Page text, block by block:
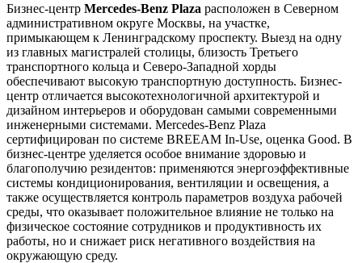
Бизнес-центр Mercedes-Benz Plaza расположен в Северном
административном округе Москвы, на участке,
примыкающем к Ленинградскому проспекту. Выезд на одну
из главных магистралей столицы, близость Третьего
транспортного кольца и Северо-Западной хорды
обеспечивают высокую транспортную доступность. Бизнес-
центр отличается высокотехнологичной архитектурой и
дизайном интерьеров и оборудован самыми современными
инженерными системами. Mercedes-Benz Plaza
сертифицирован по системе BREEAM In-Use, оценка Good. В
бизнес-центре уделяется особое внимание здоровью и
благополучию резидентов: применяются энергоэффективные
системы кондиционирования, вентиляции и освещения, а
также осуществляется контроль параметров воздуха рабочей
среды, что оказывает положительное влияние не только на
физическое состояние сотрудников и продуктивность их
работы, но и снижает риск негативного воздействия на
окружающую среду.